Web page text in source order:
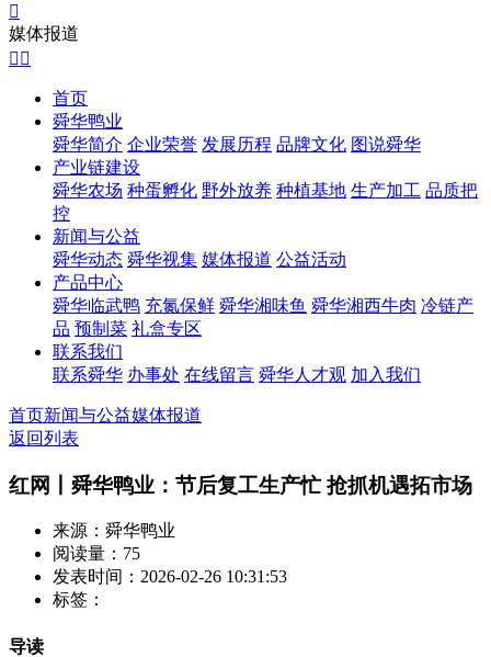

媒体报道
 
首页
舜华鸭业
舜华简介 企业荣誉 发展历程 品牌文化 图说舜华
产业链建设
舜华农场 种蛋孵化 野外放养 种植基地 生产加工 品质把
控
新闻与公益
舜华动态 舜华视集 媒体报道 公益活动
产品中心
舜华临武鸭 充氮保鲜 舜华湘味鱼 舜华湘西牛肉 冷链产
品 预制菜 礼盒专区
联系我们
联系舜华 办事处 在线留言 舜华人才观 加入我们
首页新闻与公益媒体报道
返回列表
红网丨舜华鸭业：节后复工生产忙 抢抓机遇拓市场
来源：舜华鸭业
阅读量：75
发表时间：2026-02-26 10:31:53
标签：
导读